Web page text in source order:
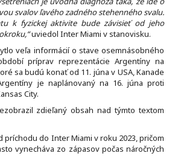
svalov ľavého zadného stehenného svalu.
k fyzickej aktivite bude závisieť od jeho
uviedol Inter Miami v stanovisku.
veľa informácií o stave osemnásobného
príprav reprezentácie Argentíny na
sa budú konať od 11. júna v USA, Kanade
je naplánovaný na 16. júna proti
City.
zdieľaný obsah nad týmto textom
príchodu do Inter Miami v roku 2023, pričom
vynecháva zo zápasov počas náročných